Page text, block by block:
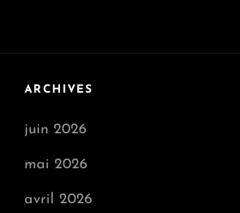
ARCHIVES
juin 2026
mai 2026
avril 2026